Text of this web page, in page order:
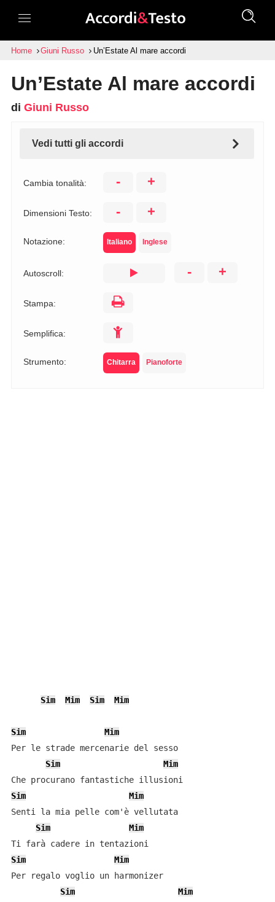
Home Giuni Russo Un’Estate Al mare accordi
Un’Estate Al mare accordi
di Giuni Russo
Vedi tutti gli accordi
Cambia tonalità: - +
Dimensioni Testo: - +
Notazione: Italiano Inglese
Autoscroll: - +
Stampa:
Semplifica:
Strumento: Chitarra Pianoforte
Sim Mim Sim Mim
Sim
Mim
Per le strade mercenarie del sesso
Sim
Mim
Sim
Mim
Senti la mia pelle com'è vellutata
Sim
Mim
Sim
Mim
Per regalo voglio un harmonizer
Sim
Mim